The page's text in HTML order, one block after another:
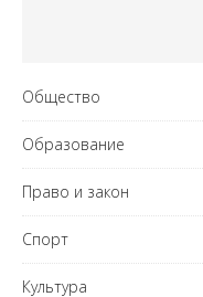
Общество
Образование
Право и закон
Спорт
Культура